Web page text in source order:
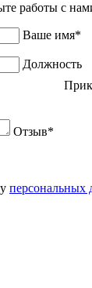
работы с
Ваше имя*
Должность
Отзыв*
персональных